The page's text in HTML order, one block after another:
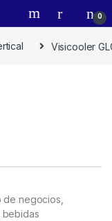
0
Visicooler
negocios,
bebidas